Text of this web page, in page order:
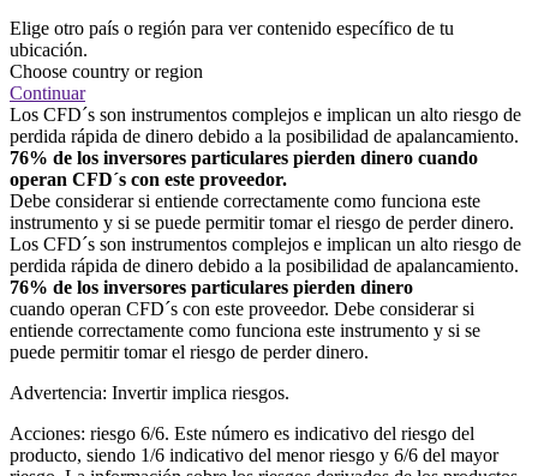
Elige otro país o región para ver contenido específico de tu
ubicación.
Choose country or region
Continuar
Los CFD´s son instrumentos complejos e implican un alto riesgo de
perdida rápida de dinero debido a la posibilidad de apalancamiento.
76% de los inversores particulares pierden dinero cuando
operan CFD´s con este proveedor.
Debe considerar si entiende correctamente como funciona este
instrumento y si se puede permitir tomar el riesgo de perder dinero.
Los CFD´s son instrumentos complejos e implican un alto riesgo de
perdida rápida de dinero debido a la posibilidad de apalancamiento.
76% de los inversores particulares pierden dinero
cuando operan CFD´s con este proveedor. Debe considerar si
entiende correctamente como funciona este instrumento y si se
puede permitir tomar el riesgo de perder dinero.
Advertencia: Invertir implica riesgos.
Acciones: riesgo 6/6. Este número es indicativo del riesgo del
producto, siendo 1/6 indicativo del menor riesgo y 6/6 del mayor